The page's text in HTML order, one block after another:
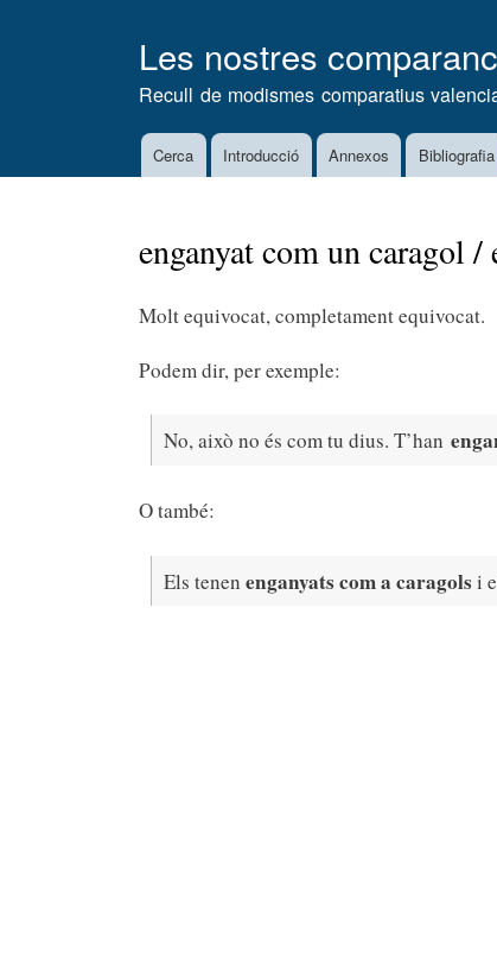
Les nostres
Recull de modismes comparatius
MainCerca Introducció Annexos Bibliografia
enganyat com un caragol /
Molt equivocat, completament equivocat.
Podem dir, per exemple:
No, això no és com tu dius. T’han
O també:
Els tenen enganyats com a caragolsi